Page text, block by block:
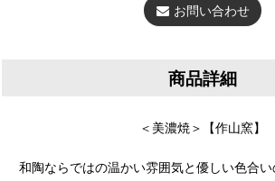
お問い合わせ
商品詳細
＜美濃焼＞【作山窯】
和陶ならではの温かい雰囲気と優しい色合い